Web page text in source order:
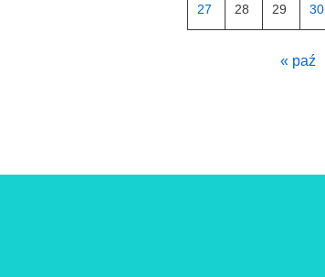
27 28 29 30
« paź